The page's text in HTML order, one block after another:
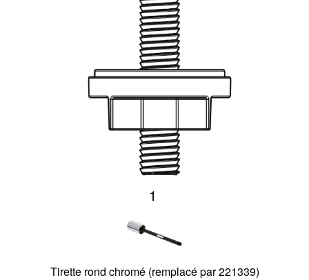
1
Tirette rond chromé (remplacé par 221339)